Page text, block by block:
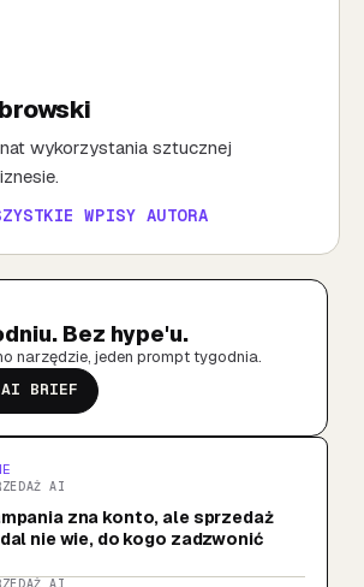
wykorzystania sztucznej
WPISY AUTORA
Bez hype'u.
narzędzie, jeden prompt tygodnia.
AI BRIEF
AI
zna konto, ale sprzedaż
nie wie, do kogo zadzwonić